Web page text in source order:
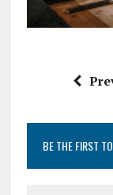
BE THE FIRST